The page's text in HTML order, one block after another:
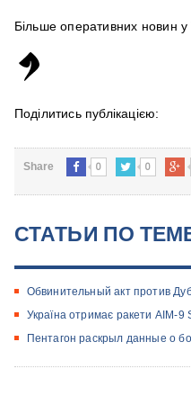
Більше оперативних новин
Поділитись публікацією:
Share 0 0
СТАТЬИ ПО
Обвинительный акт против
Україна отримає ракети AIM-9
Пентагон раскрыл данные о